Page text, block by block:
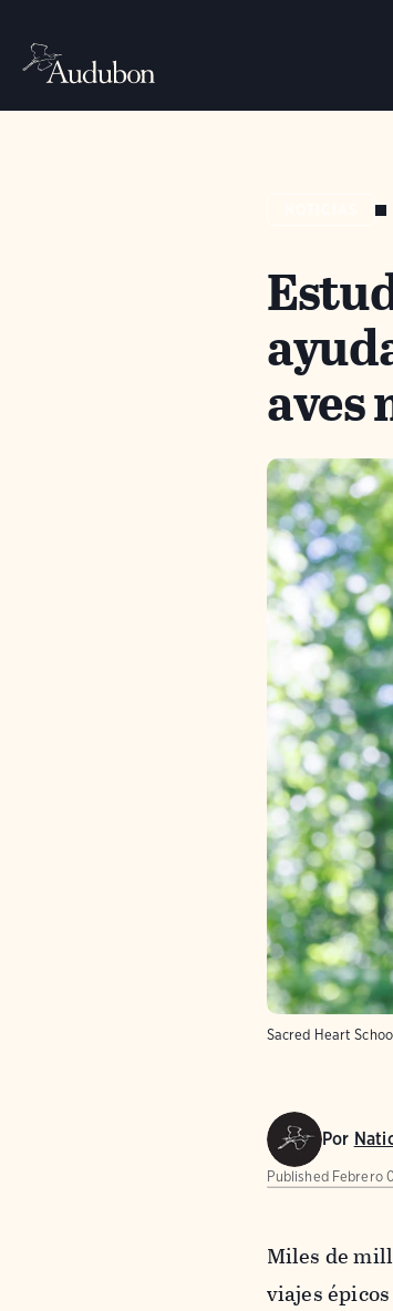
aves
Sacred Heart
Por
Published Febrero
Miles de
viajes